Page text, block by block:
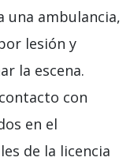
una ambulancia,
lesión y
la escena.
con
en el
de la licencia